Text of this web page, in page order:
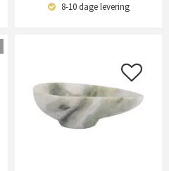
8-10 dagelevering